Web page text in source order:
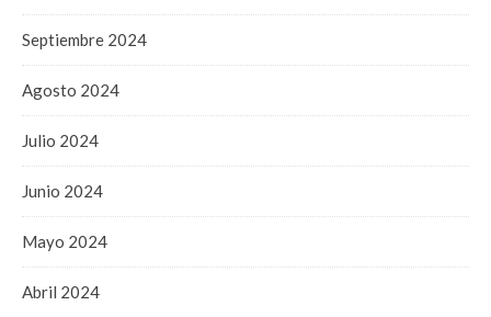
Septiembre 2024
Agosto 2024
Julio 2024
Junio 2024
Mayo 2024
Abril 2024